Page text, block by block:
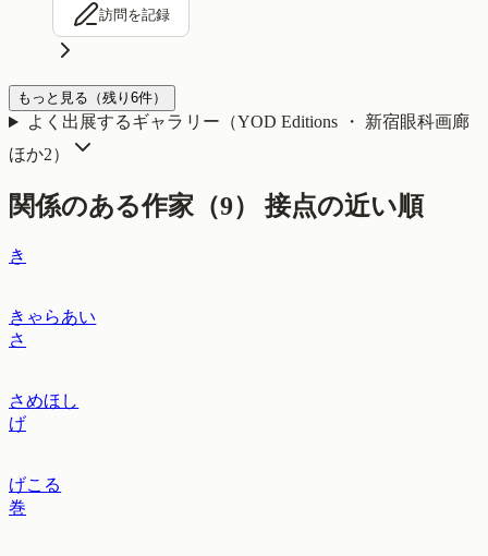
訪問を記録
もっと見る （残り 6件）
よく出展するギャラリー（YOD Editions ・ 新宿眼科画廊
ほか2）
関係のある作家（9） 接点の近い順
き
きゃらあい
さ
さめほし
げ
げこる
巻